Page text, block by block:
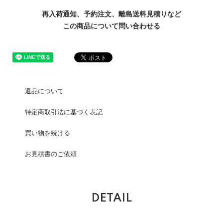
再入荷通知、予約注文、離島送料見積りなど
この商品について問い合わせる
返品について
特定商取引法に基づく表記
買い物を続ける
お見積書のご依頼
DETAIL